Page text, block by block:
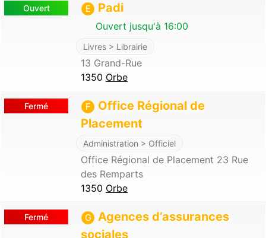
Ouvert E Padi
Ouvert jusqu'à 16:00
Livres > Librairie
13 Grand-Rue
1350 Orbe
Fermé F
Office Régional de
Placement
Administration > Officiel
Office Régional de Placement 23 Rue
des Remparts
1350 Orbe
Fermé G
Agences d’assurances
sociales